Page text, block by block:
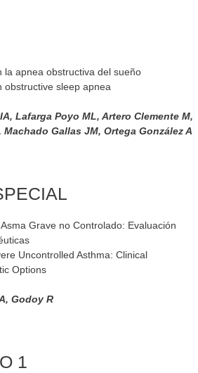
la apnea obstructiva del sueño
obstructive sleep apnea
Lafarga Poyo ML, Artero Clemente M,
Gallas JM, Ortega González A
Grave no Controlado: Evaluación
Uncontrolled Asthma: Clinical
Options
Godoy R
1